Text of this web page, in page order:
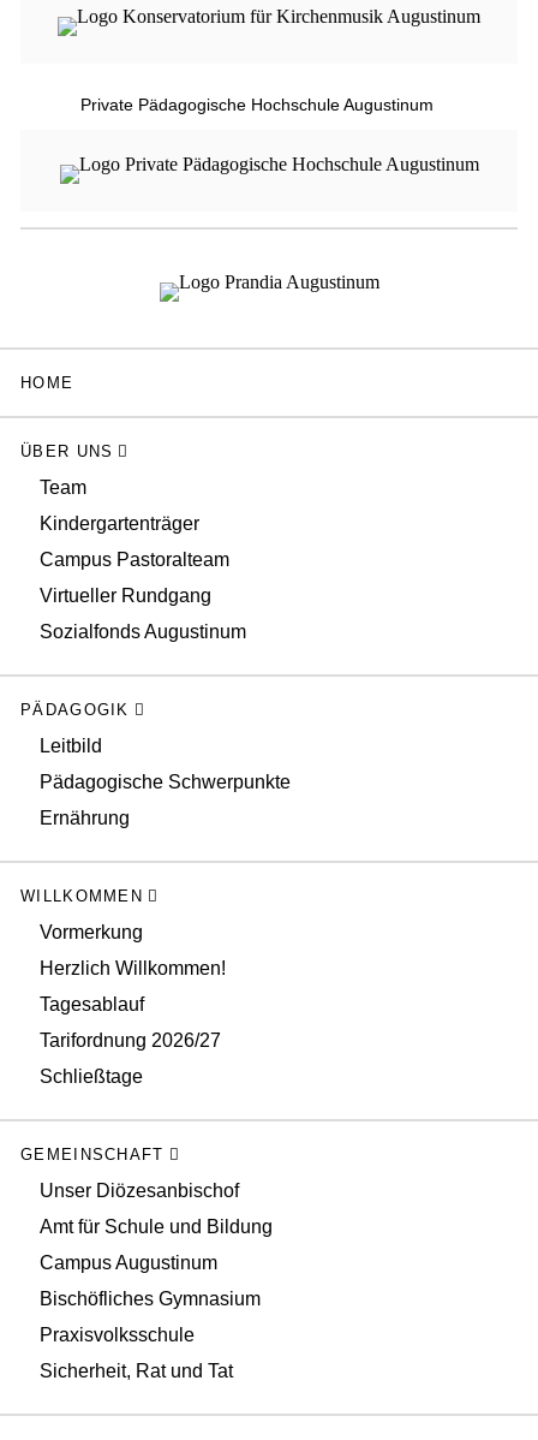
Private Pädagogische Hochschule Augustinum
HOME
ÜBER UNS
Team
Kindergartenträger
Campus Pastoralteam
Virtueller Rundgang
Sozialfonds Augustinum
PÄDAGOGIK
Leitbild
Pädagogische Schwerpunkte
Ernährung
WILLKOMMEN
Vormerkung
Herzlich Willkommen!
Tagesablauf
Tarifordnung 2026/27
Schließtage
GEMEINSCHAFT
Unser Diözesanbischof
Amt für Schule und Bildung
Campus Augustinum
Bischöfliches Gymnasium
Praxisvolksschule
Sicherheit, Rat und Tat